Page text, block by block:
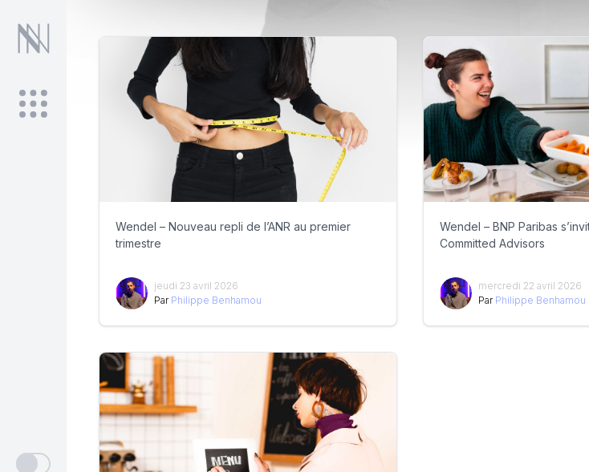
Wendel – Nouveau repli de l’ANR au premier
trimestre
jeudi 23 avril 2026
Par Philippe Benhamou
Wendel – BNP Paribas
Committed Advisors
mercredi 22 avril 2026
Par Philippe Benhamou